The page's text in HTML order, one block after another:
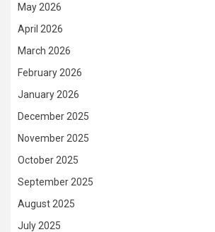
May 2026
April 2026
March 2026
February 2026
January 2026
December 2025
November 2025
October 2025
September 2025
August 2025
July 2025